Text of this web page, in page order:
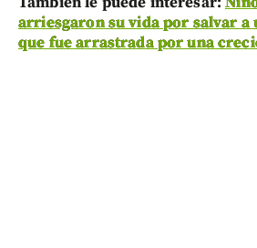
arriesgaron su vida por salvar a
que fue arrastrada por una